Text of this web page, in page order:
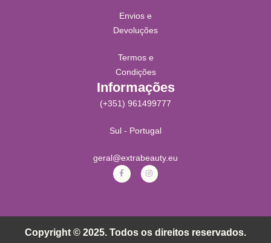
Envios e
Devoluções
Termos e
Condições
Informações
(+351) 961499777
Sul - Portugal
geral@extrabeauty.eu
Copyright © 2025. Todos os direitos reservados.